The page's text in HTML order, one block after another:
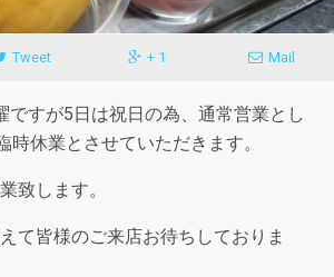
Tweet + 1 Mail
ですが5日は祝日の為、通常営業とし
時休業とさせていただきます。
致します。
て皆様のご来店お待ちしておりま